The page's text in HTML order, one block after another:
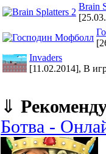
Brain
Invaders
[11.02.2014], В
⇓
Ботва -